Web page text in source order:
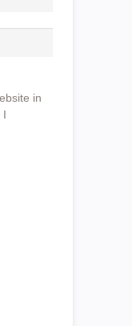
in
I